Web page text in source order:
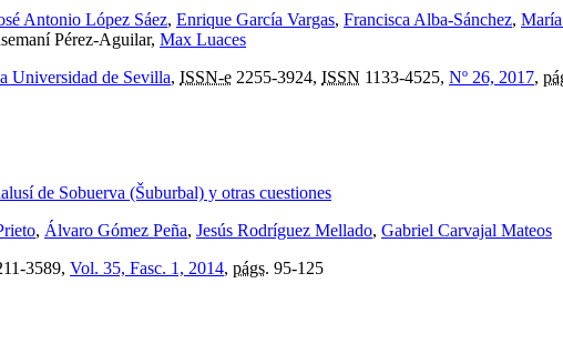
Antonio López Sáez, Enrique García Vargas, Francisca Alba-Sánchez,
Pérez-Aguilar, Max Luaces
Universidad de Sevilla, ISSN-e 2255-3924, ISSN 1133-4525, Nº 26, 2017,
de Sobuerva (Šuburbal) y otras cuestiones
, Álvaro Gómez Peña, Jesús Rodríguez Mellado, Gabriel Carvajal Mateos
3589, Vol. 35, Fasc. 1, 2014, págs. 95-125